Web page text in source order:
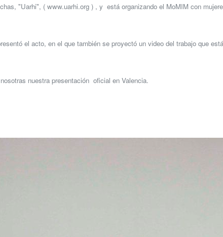
"Uarhi", ( www.uarhi.org ) , y está organizando el MoMIM con
el acto, en el que también se proyectó un video del trabajo que
nuestra presentación oficial en Valencia.